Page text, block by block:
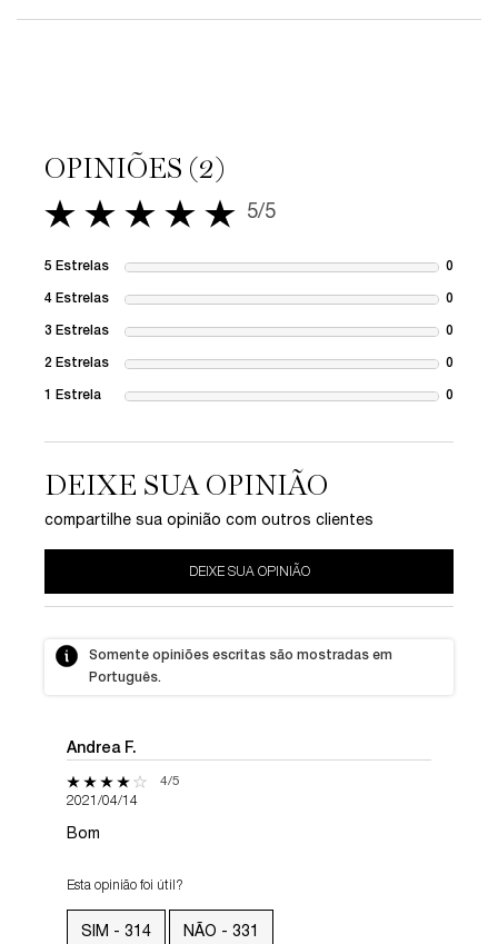
PDP Reviews
OPINIÕES (2)
5 out of 5 stars. 5/5
5 Estrelas 0
4 Estrelas 0
3 Estrelas 0
2 Estrelas 0
1 Estrela 0
DEIXE SUA OPINIÃO
compartilhe sua opinião com outros clientes
DEIXE SUA OPINIÃO
Somente opiniões escritas são mostradas em
Português.
Andrea F.
4 out of 5 stars. 4/5
2021/04/14
Bom
Esta opinião foi útil?
SIM - 314 NÃO - 331